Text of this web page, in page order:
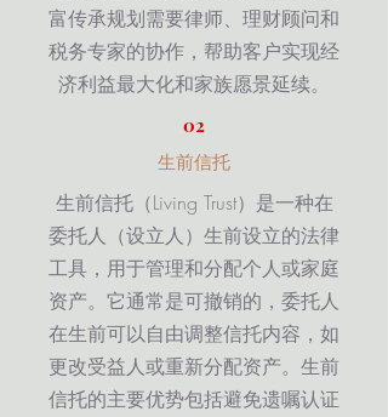
富传承规划需要律师、理财顾问和
税务专家的协作，帮助客户实现经
济利益最大化和家族愿景延续。
02
生前信托
生前信托（Living Trust）是一种在
委托人（设立人）生前设立的法律
工具，用于管理和分配个人或家庭
资产。它通常是可撤销的，委托人
在生前可以自由调整信托内容，如
更改受益人或重新分配资产。生前
信托的主要优势包括避免遗嘱认证